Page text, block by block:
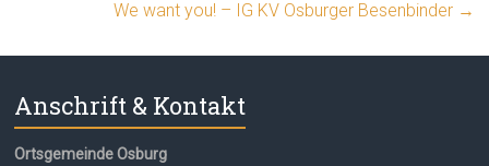
We want you! – IG KV Osburger Besenbinder →
Anschrift & Kontakt
Ortsgemeinde Osburg